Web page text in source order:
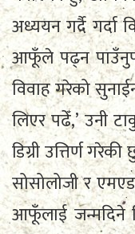
अध्ययन गर्दै गर्दा
आफूँले पढ्न
विवाह गरेको
लिएर पढेँ,’ उनी
डिग्री उत्तिर्ण
सोसोलोजी र
आफूँलाई जन्मदिने